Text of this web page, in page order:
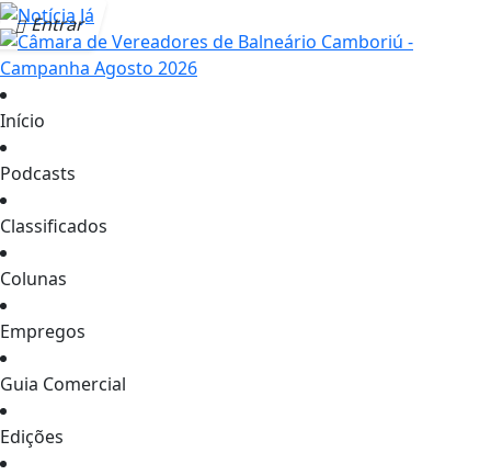
Entrar
Início
Podcasts
Classificados
Colunas
Empregos
Guia Comercial
Edições